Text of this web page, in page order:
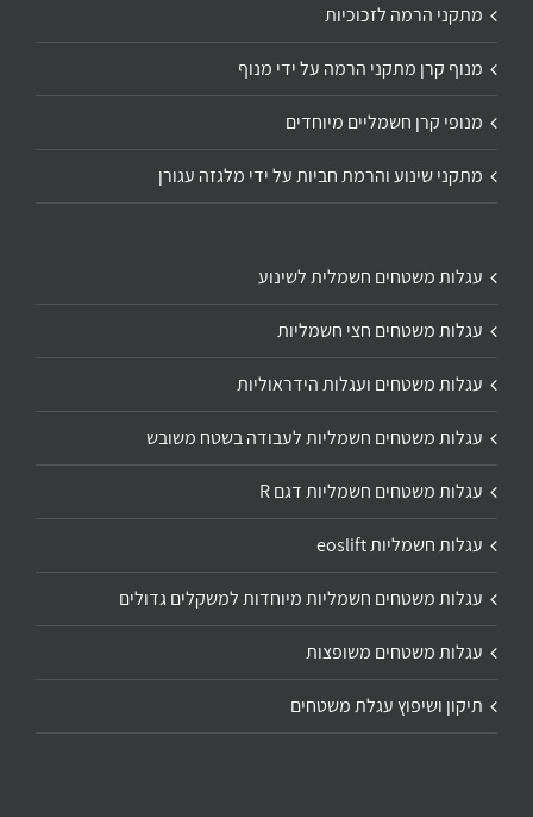
מתקני הרמה לזכוכיות
מנוף קרן מתקני הרמה על ידי מנוף
מנופי קרן חשמליים מיוחדים
מתקני שינוע והרמת חביות על ידי מלגזה עגורן
עגלות משטחים חשמלית לשינוע
עגלות משטחים חצי חשמליות
עגלות משטחים ועגלות הידראוליות
עגלות משטחים חשמליות לעבודה בשטח משובש
עגלות משטחים חשמליות דגם R
עגלות חשמליות eoslift
עגלות משטחים חשמליות מיוחדות למשקלים גדולים
עגלות משטחים משופצות
תיקון ושיפוץ עגלת משטחים